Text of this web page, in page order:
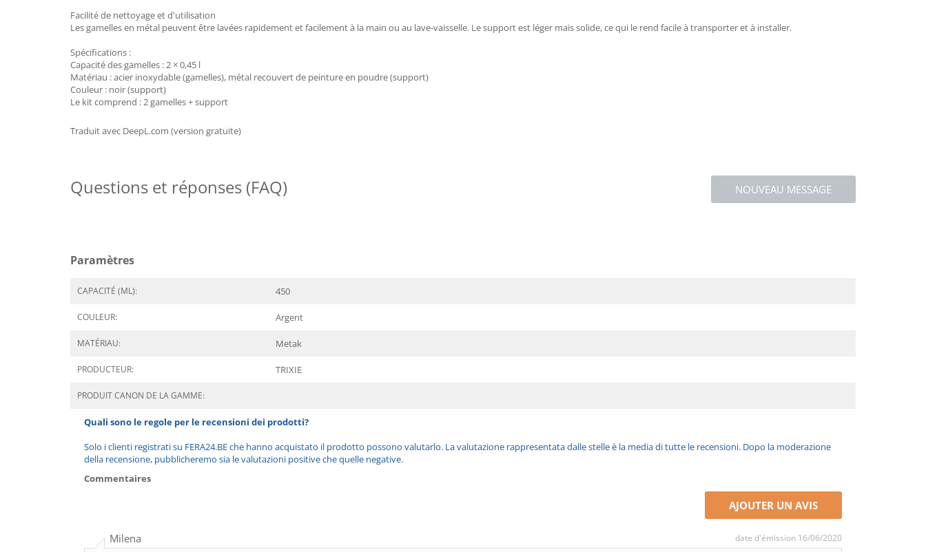
Facilité de nettoyage et d'utilisation
Les gamelles en métal peuvent être lavées rapidement et facilement à la main ou au lave-vaisselle. Le support est léger mais solide, ce qui le rend facile à transporter et à installer.
Spécifications :
Capacité des gamelles : 2 × 0,45 l
Matériau : acier inoxydable (gamelles), métal recouvert de peinture en poudre (support)
Couleur : noir (support)
Le kit comprend : 2 gamelles + support
Traduit avec DeepL.com (version gratuite)
NOUVEAU MESSAGE
Questions et réponses (FAQ)
Paramètres
CAPACITÉ (ML): 450
COULEUR: Argent
MATÉRIAU: Metak
PRODUCTEUR: TRIXIE
PRODUIT CANON DE LA GAMME:
Quali sono le regole per le recensioni dei prodotti?
Solo i clienti registrati su FERA24.BE che hanno acquistato il prodotto possono valutarlo. La valutazione rappresentata dalle stelle è la media di tutte le recensioni. Dopo la moderazione
della recensione, pubblicheremo sia le valutazioni positive che quelle negative.
Commentaires
AJOUTER UN AVIS
Milena date d'émission 16/06/2020